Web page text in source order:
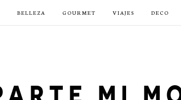
BELLEZA GOURMET VIAJES DECO